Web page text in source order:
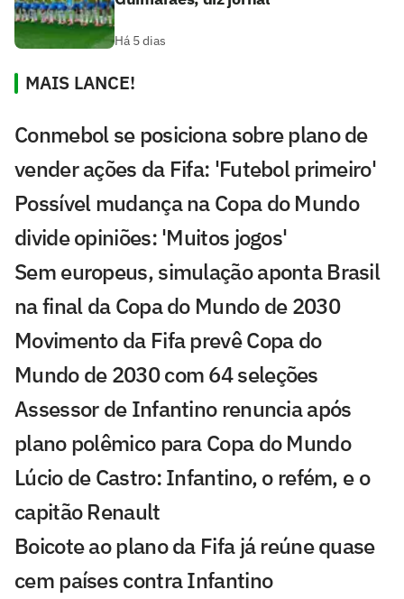
Há 5 dias
MAIS LANCE!
Conmebol se posiciona sobre plano de
vender ações da Fifa: 'Futebol primeiro'
Possível mudança na Copa do Mundo
divide opiniões: 'Muitos jogos'
Sem europeus, simulação aponta Brasil
na final da Copa do Mundo de 2030
Movimento da Fifa prevê Copa do
Mundo de 2030 com 64 seleções
Assessor de Infantino renuncia após
plano polêmico para Copa do Mundo
Lúcio de Castro: Infantino, o refém, e o
capitão Renault
Boicote ao plano da Fifa já reúne quase
cem países contra Infantino